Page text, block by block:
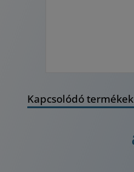
Kapcsolódó termékek